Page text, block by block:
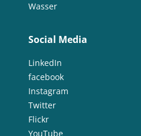
Wasser
Social Media
LinkedIn
facebook
Instagram
Twitter
Flickr
YouTube